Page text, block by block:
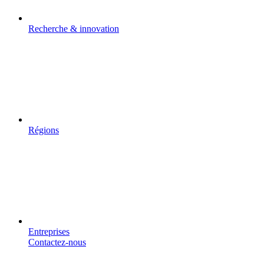
Recherche & innovation
Régions
Entreprises
Contactez-nous